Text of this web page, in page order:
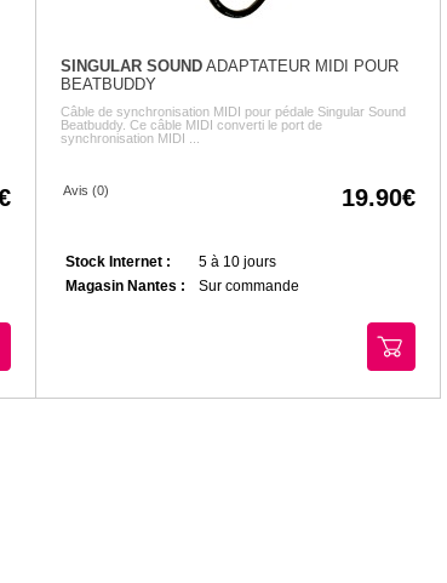
SINGULAR SOUND ADAPTATEUR MIDI POUR
BEATBUDDY
Câble de synchronisation MIDI pour pédale Singular Sound
Beatbuddy. Ce câble MIDI converti le port de
synchronisation MIDI ...
Avis (0) 19.90
Stock Internet :
5 à 10 jours
Magasin Nantes :
Sur commande